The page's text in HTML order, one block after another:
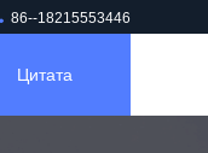
86--18215553446
Цитата